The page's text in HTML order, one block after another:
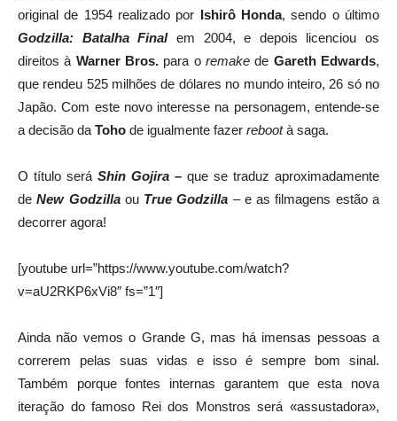
original de 1954 realizado por Ishirô Honda, sendo o último
Godzilla: Batalha Finalem 2004, e depois licenciou os
direitos à Warner Bros. para oremake de Gareth Edwards,
que rendeu 525 milhões de dólares no mundo inteiro, 26 só no
Japão. Com este novo interesse na personagem, entende-se
a decisão da Toho de igualmente fazer rebootà saga.
O título será Shin Gojira – que se traduz aproximadamente
deNew Godzillaou True Godzilla – e as filmagens estão a
decorrer agora!
[youtube url=”https://www.youtube.com/watch?
v=aU2RKP6xVi8″ fs=”1″]
Ainda não vemos o Grande G, mas há imensas pessoas a
correrem pelas suas vidas e isso é sempre bom sinal.
Também porque fontes internas garantem que esta nova
iteração do famoso Rei dos Monstros será «assustadora»,